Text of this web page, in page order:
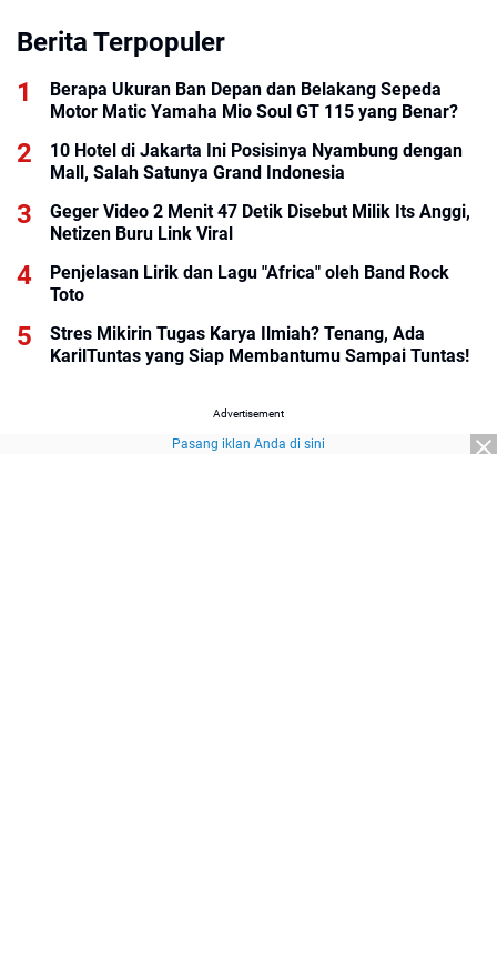
Berita Terpopuler
Berapa Ukuran Ban Depan dan Belakang Sepeda
Motor Matic Yamaha Mio Soul GT 115 yang Benar?
10 Hotel di Jakarta Ini Posisinya Nyambung dengan
Mall, Salah Satunya Grand Indonesia
Geger Video 2 Menit 47 Detik Disebut Milik Its Anggi,
Netizen Buru Link Viral
Penjelasan Lirik dan Lagu "Africa" oleh Band Rock
Toto
Stres Mikirin Tugas Karya Ilmiah? Tenang, Ada
KarilTuntas yang Siap Membantumu Sampai Tuntas!
Advertisement
Pasang iklan Anda di sini